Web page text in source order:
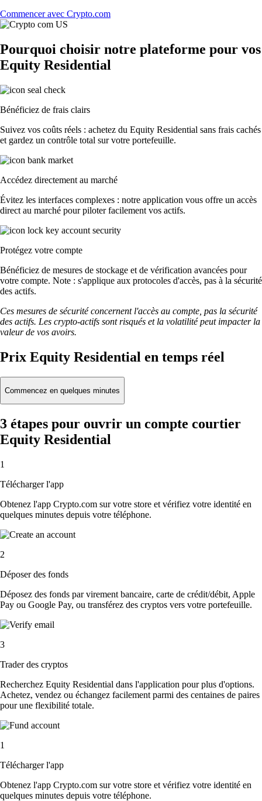
Commencer avec Crypto.com
Pourquoi choisir notre plateforme pour vos
Equity Residential
Bénéficiez de frais clairs
Suivez vos coûts réels : achetez du Equity Residential sans frais cachés
et gardez un contrôle total sur votre portefeuille.
Accédez directement au marché
Évitez les interfaces complexes : notre application vous offre un accès
direct au marché pour piloter facilement vos actifs.
Protégez votre compte
Bénéficiez de mesures de stockage et de vérification avancées pour
votre compte. Note : s'applique aux protocoles d'accès, pas à la sécurité
des actifs.
Ces mesures de sécurité concernent l'accès au compte, pas la sécurité
des actifs. Les crypto-actifs sont risqués et la volatilité peut impacter la
valeur de vos avoirs.
Prix Equity Residential en temps réel
Commencez en quelques minutes
3 étapes pour ouvrir un compte courtier
Equity Residential
1
Télécharger l'app
Obtenez l'app Crypto.com sur votre store et vérifiez votre identité en
quelques minutes depuis votre téléphone.
2
Déposer des fonds
Déposez des fonds par virement bancaire, carte de crédit/débit, Apple
Pay ou Google Pay, ou transférez des cryptos vers votre portefeuille.
3
Trader des cryptos
Recherchez Equity Residential dans l'application pour plus d'options.
Achetez, vendez ou échangez facilement parmi des centaines de paires
pour une flexibilité totale.
1
Télécharger l'app
Obtenez l'app Crypto.com sur votre store et vérifiez votre identité en
quelques minutes depuis votre téléphone.